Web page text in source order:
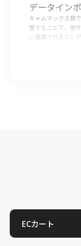
データイン
キャムマックス側
整することで、他
に連携させること
引を電子化できま
得意先へキャムマ
です。今までメー
を電子化できます。